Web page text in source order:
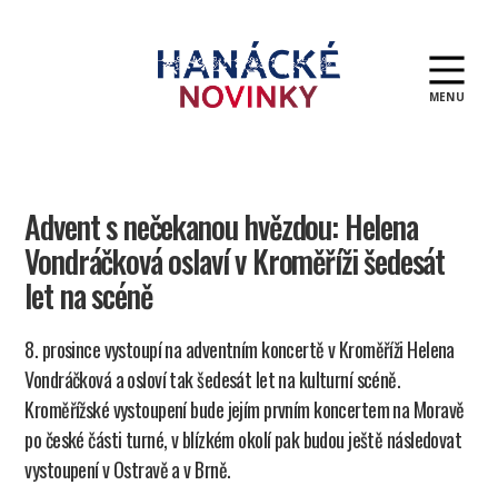
MENU
Advent s nečekanou hvězdou: Helena
Vondráčková oslaví v Kroměříži šedesát
let na scéně
8. prosince vystoupí na adventním koncertě v Kroměříži Helena
Vondráčková a osloví tak šedesát let na kulturní scéně.
Kroměřížské vystoupení bude jejím prvním koncertem na Moravě
po české části turné, v blízkém okolí pak budou ještě následovat
vystoupení v Ostravě a v Brně.